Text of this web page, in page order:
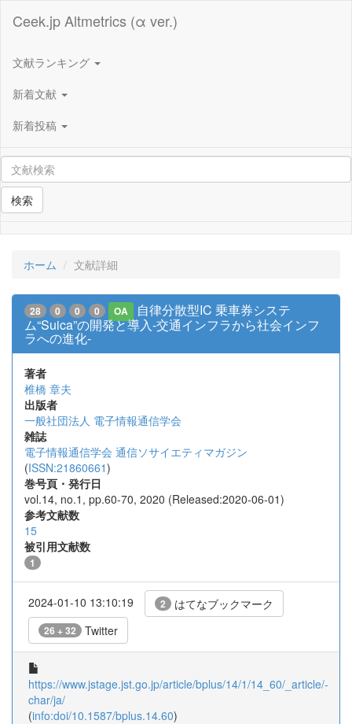
Ceek.jp Altmetrics (α ver.)
文献ランキング
新着文献
新着投稿
検索
ホーム 文献詳細
28 0 0 0 OA
自律分散型IC 乗車券システ
ム“Suica”の開発と導入-交通インフラから社会インフ
ラへの進化-
著者
椎橋 章夫
出版者
一般社団法人 電子情報通信学会
雑誌
電子情報通信学会 通信ソサイエティマガジン
(ISSN:21860661)
巻号頁・発行日
vol.14, no.1, pp.60-70, 2020 (Released:2020-06-01)
参考文献数
15
被引用文献数
1
2024-01-10 13:10:19 2 はてなブックマーク
26 + 32 Twitter
https://www.jstage.jst.go.jp/article/bplus/14/1/14_60/_article/-
char/ja/
(info:doi/10.1587/bplus.14.60)